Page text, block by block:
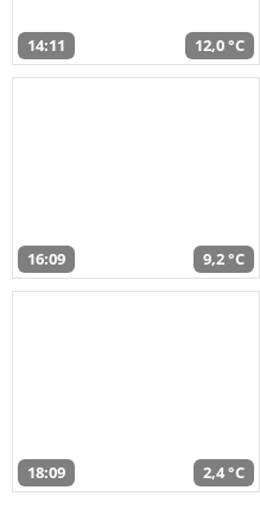
14:11 12,0 °C
16:09 9,2 °C
18:09 2,4 °C